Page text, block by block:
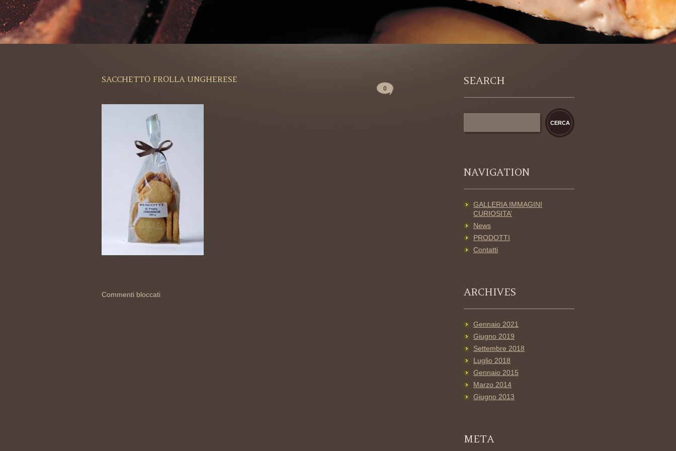
0
SACCHETTO FROLLA UNGHERESE
Commenti bloccati
SEARCH
NAVIGATION
GALLERIA IMMAGINI
CURIOSITA’
News
PRODOTTI
Contatti
ARCHIVES
Gennaio 2021
Giugno 2019
Settembre 2018
Luglio 2018
Gennaio 2015
Marzo 2014
Giugno 2013
META